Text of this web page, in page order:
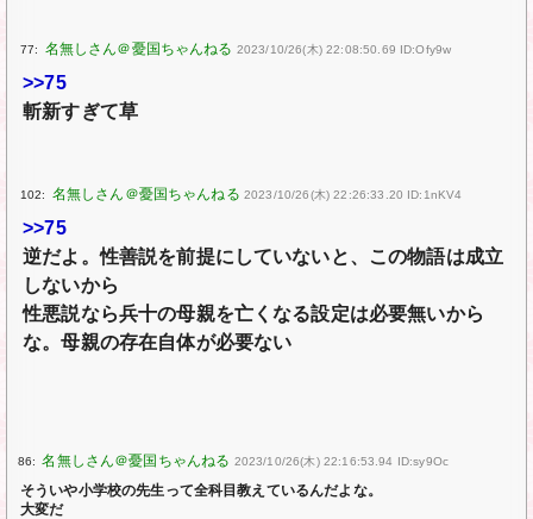
77: 2023/10/26(木) 22:08:50.69 ID:Ofy9w
>>75
斬新すぎて草
102: 2023/10/26(木) 22:26:33.20 ID:1nKV4
>>75
逆だよ。性善説を前提にしていないと、この物語は成立
しないから
性悪説なら兵十の母親を亡くなる設定は必要無いから
な。母親の存在自体が必要ない
86: 2023/10/26(木) 22:16:53.94 ID:sy9Oc
そういや小学校の先生って全科目教えているんだよな。
大変だ